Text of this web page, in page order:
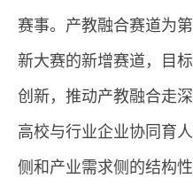
赛事。产教融合赛道为
新大赛的新增赛道，目
创新，推动产教融合走
高校与行业企业协同育
侧和产业需求侧的结构